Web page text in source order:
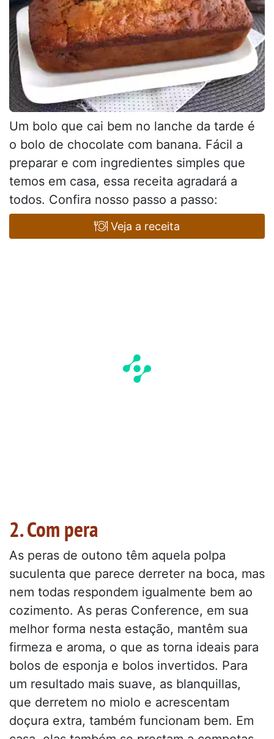
Um bolo que cai bem no lanche da tarde é
o bolo de chocolate com banana. Fácil a
preparar e com ingredientes simples que
temos em casa, essa receita agradará a
todos. Confira nosso passo a passo:
Veja a receita
2. Com pera
As peras de outono têm aquela polpa
suculenta que parece derreter na boca, mas
nem todas respondem igualmente bem ao
cozimento. As peras Conference, em sua
melhor forma nesta estação, mantêm sua
firmeza e aroma, o que as torna ideais para
bolos de esponja e bolos invertidos. Para
um resultado mais suave, as blanquillas,
que derretem no miolo e acrescentam
doçura extra, também funcionam bem. Em